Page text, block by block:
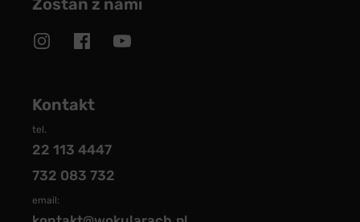
Zostań z nami
Kontakt
tel.
22 113 4447
732 083 732
email: